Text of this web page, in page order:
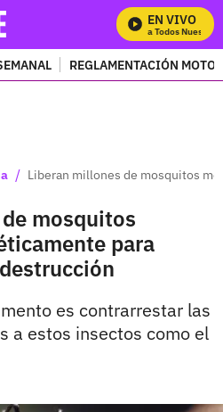
EN VIVO
Mira Todos Nuestros
REGLAMENTACIÓN
/ Liberan millones de mosquitos
mosquitos
para
es contrarrestar las
a estos insectos como el